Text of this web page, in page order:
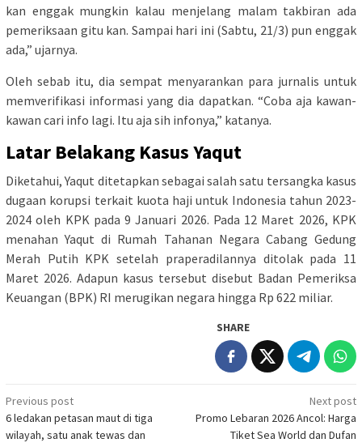
kan enggak mungkin kalau menjelang malam takbiran ada
pemeriksaan gitu kan. Sampai hari ini (Sabtu, 21/3) pun enggak
ada,” ujarnya.
Oleh sebab itu, dia sempat menyarankan para jurnalis untuk
memverifikasi informasi yang dia dapatkan. “Coba aja kawan-
kawan cari info lagi. Itu aja sih infonya,” katanya.
Latar Belakang Kasus Yaqut
Diketahui, Yaqut ditetapkan sebagai salah satu tersangka kasus
dugaan korupsi terkait kuota haji untuk Indonesia tahun 2023-
2024 oleh KPK pada 9 Januari 2026. Pada 12 Maret 2026, KPK
menahan Yaqut di Rumah Tahanan Negara Cabang Gedung
Merah Putih KPK setelah praperadilannya ditolak pada 11
Maret 2026. Adapun kasus tersebut disebut Badan Pemeriksa
Keuangan (BPK) RI merugikan negara hingga Rp 622 miliar.
SHARE
Post
navigation
Previous post
6 ledakan petasan maut di tiga
wilayah, satu anak tewas dan
Next post
Promo Lebaran 2026 Ancol: Harga
Tiket Sea World dan Dufan